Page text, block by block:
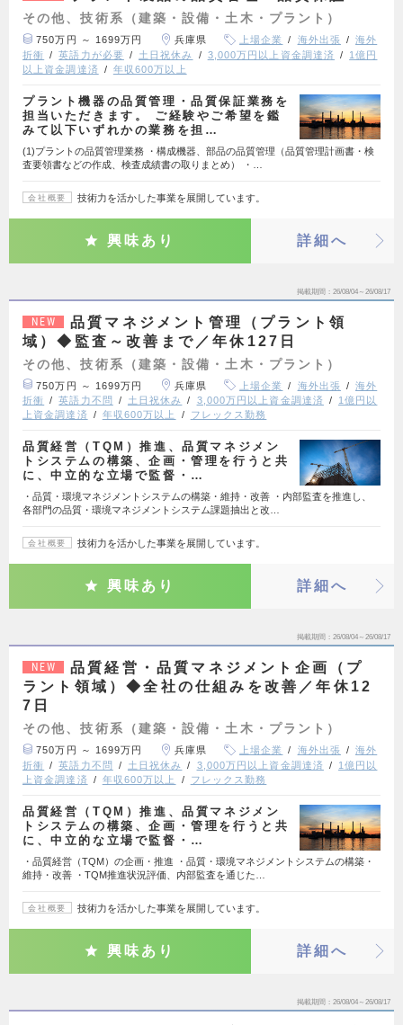
その他、技術系（建築・設備・土木・プラント）
750万円 ～ 1699万円 兵庫県 上場企業 海外出張
海外
折衝
英語力が必要 土日祝休み 3,000万円以上資金調達済
1億円
以上資金調達済
年収600万以上
プラント機器の品質管理・品質保証業務を
担当いただきます。 ご経験やご希望を鑑
みて以下いずれかの業務を担…
(1)プラントの品質管理業務 ・構成機器、部品の品質管理（品質管理計画書・検
査要領書などの作成、検査成績書の取りまとめ） ・…
会社概要 技術力を活かした事業を展開しています。
興味あり 詳細へ
掲載期間 26/08/04～26/08/17
NEW
品質マネジメント管理（プラント領
域）◆監査～改善まで／年休127日
その他、技術系（建築・設備・土木・プラント）
750万円 ～ 1699万円 兵庫県 上場企業 海外出張
海外
折衝
英語力不問 土日祝休み 3,000万円以上資金調達済
1億円以
上資金調達済
年収600万以上 フレックス勤務
品質経営（TQM）推進、品質マネジメン
トシステムの構築、企画・管理を行うと共
に、中立的な立場で監督・…
・品質・環境マネジメントシステムの構築・維持・改善 ・内部監査を推進し、
各部門の品質・環境マネジメントシステム課題抽出と改…
会社概要 技術力を活かした事業を展開しています。
興味あり 詳細へ
掲載期間 26/08/04～26/08/17
NEW
品質経営・品質マネジメント企画（プ
ラント領域）◆全社の仕組みを改善／年休12
7日
その他、技術系（建築・設備・土木・プラント）
750万円 ～ 1699万円 兵庫県 上場企業 海外出張
海外
折衝
英語力不問 土日祝休み 3,000万円以上資金調達済
1億円以
上資金調達済
年収600万以上 フレックス勤務
品質経営（TQM）推進、品質マネジメン
トシステムの構築、企画・管理を行うと共
に、中立的な立場で監督・…
・品質経営（TQM）の企画・推進 ・品質・環境マネジメントシステムの構築・
維持・改善 ・TQM推進状況評価、内部監査を通じた…
会社概要 技術力を活かした事業を展開しています。
興味あり 詳細へ
掲載期間 26/08/04～26/08/17